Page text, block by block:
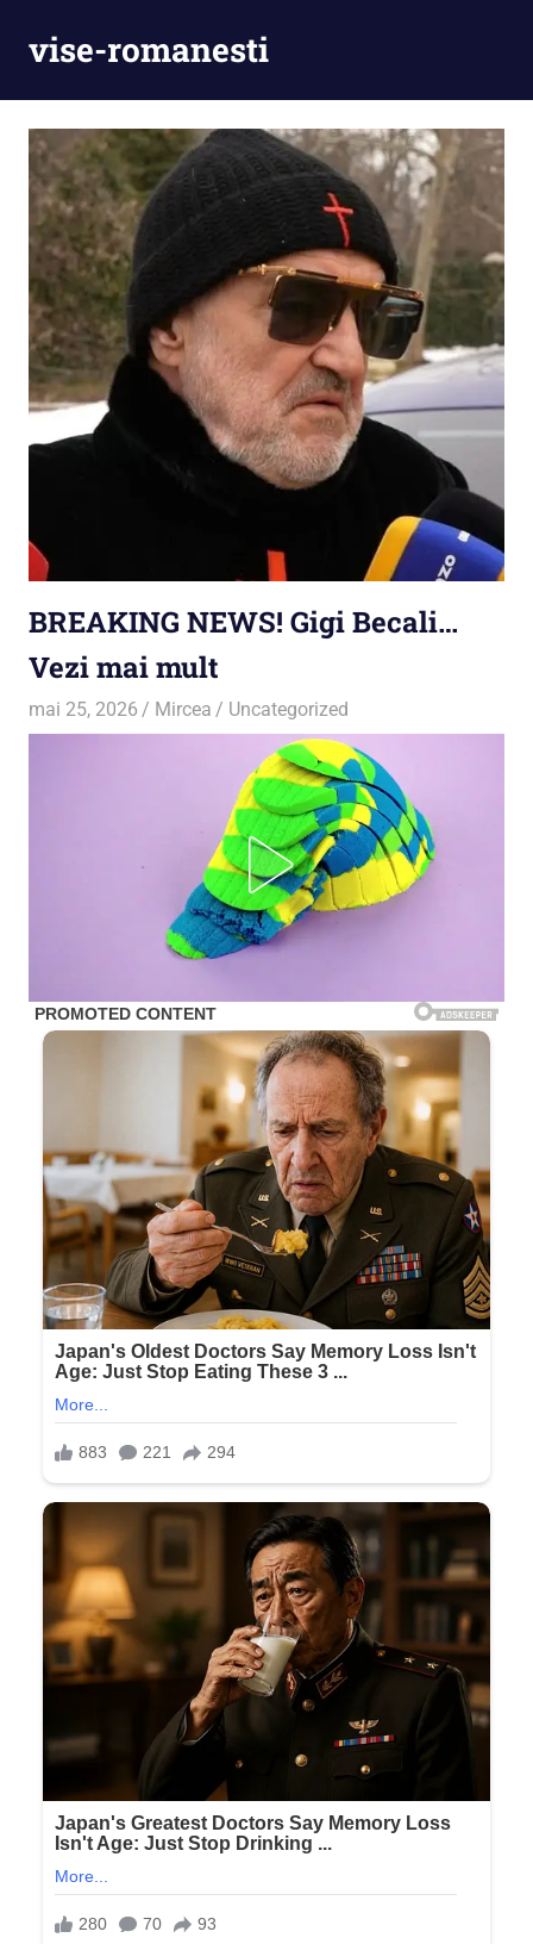
vise-romanesti
BREAKING NEWS! Gigi Becali…
Vezi mai mult
mai 25, 2026 Mircea Uncategorized